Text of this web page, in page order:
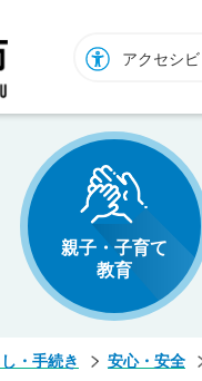
アクセシビ
親子・子育て
教育
・手続き 安心・安全